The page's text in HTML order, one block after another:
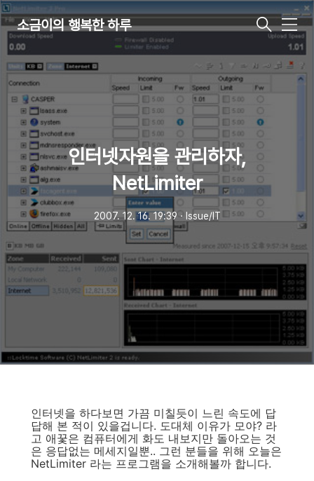
소금이의 행복한 하루
메
뉴
인터넷자원을 관리하자,
NetLimiter
2007. 12. 16. 19:39ㆍ Issue/IT
인터넷을 하다보면 가끔 미칠듯이 느린 속도에 답
답해 본 적이 있을겁니다. 도대체 이유가 모야? 라
고 애꿏은 컴퓨터에게 화도 내보지만 돌아오는 것
은 응답없는 메세지일뿐.. 그런 분들을 위해 오늘은
NetLimiter 라는 프로그램을 소개해볼까 합니다.